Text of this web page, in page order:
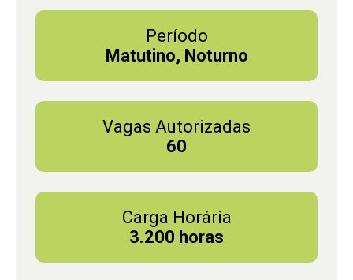
Período
Matutino, Noturno
Vagas Autorizadas
60
Carga Horária
3.200 horas